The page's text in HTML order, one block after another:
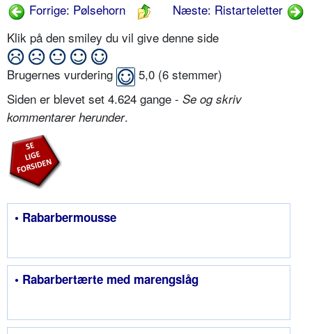
Forrige: Pølsehorn
Næste: Ristarteletter
Klik på den smiley du vil give denne side
Brugernes vurdering 5,0 (6 stemmer)
Siden er blevet set 4.624 gange - Se og skriv
kommentarer herunder.
• Rabarbermousse
• Rabarbertærte med marengslåg